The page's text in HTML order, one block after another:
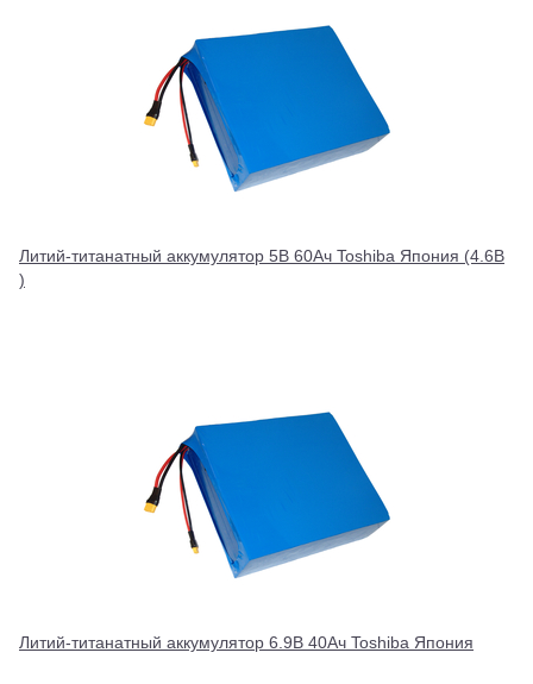
Литий-титанатный аккумулятор 5В 60Ач Toshiba Япония (4.6В
)
Литий-титанатный аккумулятор 6.9В 40Ач Toshiba Япония